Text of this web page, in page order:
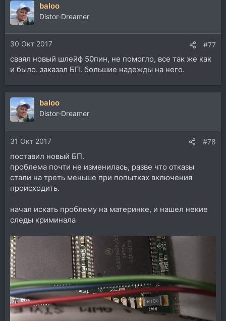
baloo
Distor-Dreamer
30 Окт 2017 #77
сваял новый шлейф 50пин, не помогло, все так же как
и было. заказал БП. большие надежды на него.
baloo
Distor-Dreamer
31 Окт 2017 #78
поставил новый БП.
проблема почти не изменилась, разве что отказы
стали на треть меньше при попытках включения
происходить.
начал искать проблему на материнке, и нашел некие
следы криминала